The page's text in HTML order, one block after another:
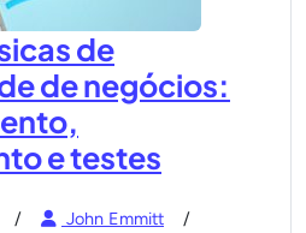
de
de negócios:
e testes
John Emmitt